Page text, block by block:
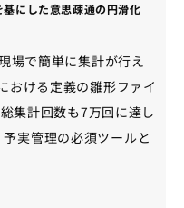
にした意思疎通の円滑化
場で簡単に集計が行え
おける定義の雛形ファイ
集計回数も7万回に達し
実管理の必須ツールと